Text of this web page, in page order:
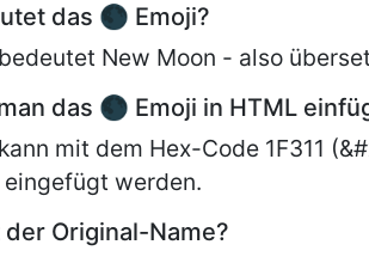
das 🌑 Emoji?
New Moon - also
das 🌑 Emoji in HTML
mit dem Hex-Code 1F311
werden.
Original-Name?